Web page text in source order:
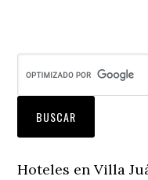
Hoteles en Villa